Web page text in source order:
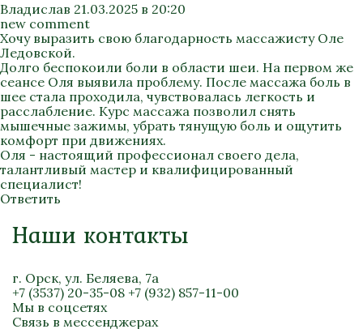
Владислав 21.03.2025 в 20:20
new comment
Хочу выразить свою благодарность массажисту Оле
Ледовской.
Долго беспокоили боли в области шеи. На первом же
сеансе Оля выявила проблему. После массажа боль в
шее стала проходила, чувствовалась легкость и
расслабление. Курс массажа позволил снять
мышечные зажимы, убрать тянущую боль и ощутить
комфорт при движениях.
Оля - настоящий профессионал своего дела,
талантливый мастер и квалифицированный
специалист!
Ответить
Наши контакты
г. Орск, ул. Беляева, 7а
+7 (3537) 20-35-08 +7 (932) 857-11-00
Мы в соцсетях
Связь в мессенджерах